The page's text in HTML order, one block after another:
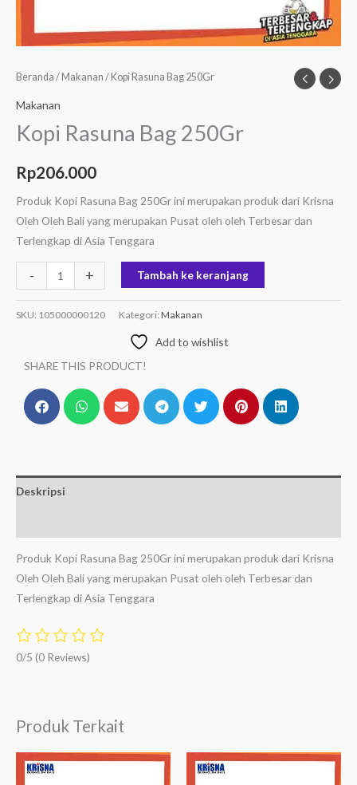
Beranda / Makanan / Kopi Rasuna Bag 250Gr
Makanan
Kopi Rasuna Bag 250Gr
Rp206.000
Produk Kopi Rasuna Bag 250Gr ini merupakan produk dari Krisna
Oleh Oleh Bali yang merupakan Pusat oleh oleh Terbesar dan
Terlengkap di Asia Tenggara
- + Tambah ke keranjang
SKU: 105000000120 Kategori: Makanan
Add to wishlist
SHARE THIS PRODUCT!
Deskripsi
Produk Kopi Rasuna Bag 250Gr ini merupakan produk dari Krisna
Oleh Oleh Bali yang merupakan Pusat oleh oleh Terbesar dan
Terlengkap di Asia Tenggara
0/5 (0 Reviews)
Produk Terkait